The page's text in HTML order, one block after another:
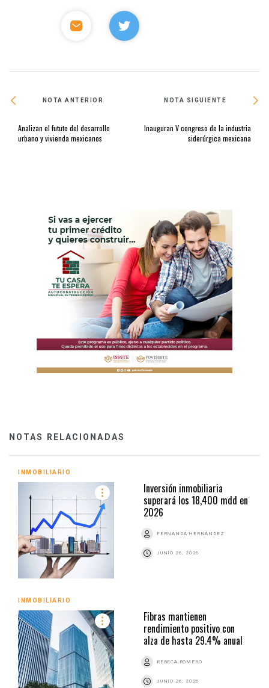
NOTA ANTERIOR
Analizan el fututo del desarrollo
urbano y vivienda mexicanos
NOTA SIGUIENTE
Inauguran V congreso de la industria
siderúrgica mexicana
NOTAS RELACIONADAS
INMOBILIARIO
Inversión inmobiliaria
superará los 18,400 mdd en
2026
FERNANDA HERNÁNDEZ
JUNIO 26, 2026
INMOBILIARIO
Fibras mantienen
rendimiento positivo con
alza de hasta 29.4% anual
REBECA ROMERO
JUNIO 26, 2026